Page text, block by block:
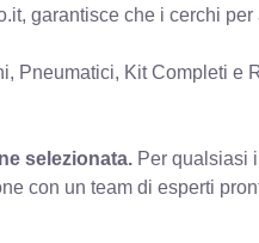
garantisce che i cerchi per
Pneumatici, Kit Completi e
selezionata. Per qualsiasi
con un team di esperti